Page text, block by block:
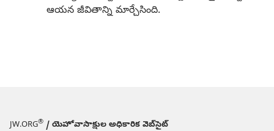
ఆయన జీవితాన్ని మార్చేసింది.
JW.ORG® / యెహోవాసాక్షుల అధికారిక వెబ్‌సైట్‌